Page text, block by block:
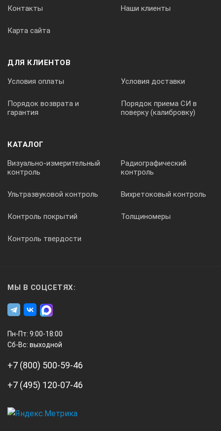
Контакты Наши клиенты
Карта сайта
ДЛЯ КЛИЕНТОВ
Условия оплаты Условия доставки
Порядок возврата и
гарантия
Порядок приема СИ в
поверку (калибровку)
КАТАЛОГ
Визуально-измерительный
контроль
Радиографический
контроль
Ультразвуковой контроль Вихретоковый контроль
Контроль покрытий Толщиномеры
Контроль твердости
МЫ В СОЦСЕТЯХ:
Пн-Пт: 9:00-18:00
Сб-Вс: выходной
+7 (800) 500-59-46
+7 (495) 120-07-46